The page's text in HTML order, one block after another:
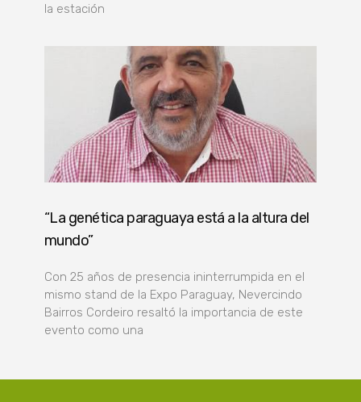
la estación
“La genética paraguaya está a la altura del
mundo”
Con 25 años de presencia ininterrumpida en el
mismo stand de la Expo Paraguay, Nevercindo
Bairros Cordeiro resaltó la importancia de este
evento como una